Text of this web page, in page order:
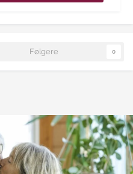
Følgere 0